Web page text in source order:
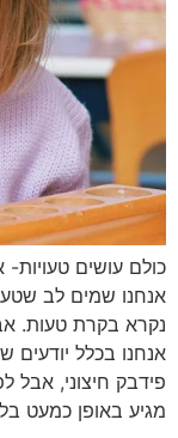
כולם עושים
אנחנו שמים לב
נקרא בקרת טעות.
אנחנו בכלל יודעים
פידבק חיצוני, אבל
מגיע באופן כמעט